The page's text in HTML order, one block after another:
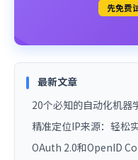
先免费
最新文章
20个必知的自动化机器
精准定位IP来源：轻松
OAuth 2.0和OpenID